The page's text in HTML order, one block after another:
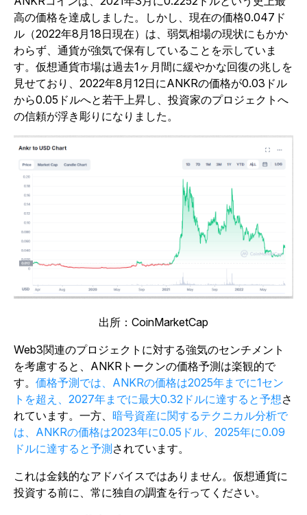
高の価格を達成しました。しかし、現在の価格0.047ド
ル（2022年8月18日現在）は、弱気相場の現状にもかか
わらず、通貨が強気で保有していることを示していま
す。仮想通貨市場は過去1ヶ月間に緩やかな回復の兆しを
見せており、2022年8月12日にANKRの価格が0.03ドル
から0.05ドルへと若干上昇し、投資家のプロジェクトへ
の信頼が浮き彫りになりました。
出所：CoinMarketCap
Web3関連のプロジェクトに対する強気のセンチメント
を考慮すると、ANKRトークンの価格予測は楽観的で
す。 価格予測では、ANKRの価格は2025年までに1セン
トを超え、2027年までに最大0.32ドルに達すると予想さ
れています。一方、 暗号資産に関するテクニカル分析で
は、ANKRの価格は2023年に0.05ドル、2025年に0.09
ドルに達すると予測 されています。
これは金銭的なアドバイスではありません。仮想通貨に
投資する前に、常に独自の調査を行ってください。